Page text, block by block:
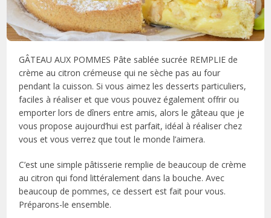
GÂTEAU AUX POMMES Pâte sablée sucrée REMPLIE de
crème au citron crémeuse qui ne sèche pas au four
pendant la cuisson. Si vous aimez les desserts particuliers,
faciles à réaliser et que vous pouvez également offrir ou
emporter lors de dîners entre amis, alors le gâteau que je
vous propose aujourd’hui est parfait, idéal à réaliser chez
vous et vous verrez que tout le monde l’aimera.
C’est une simple pâtisserie remplie de beaucoup de crème
au citron qui fond littéralement dans la bouche. Avec
beaucoup de pommes, ce dessert est fait pour vous.
Préparons-le ensemble.